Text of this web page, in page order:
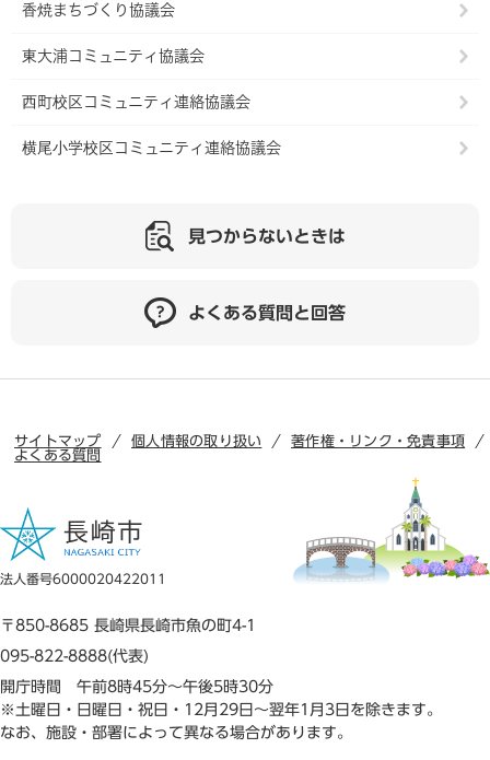
香焼まちづくり協議会
東大浦コミュニティ協議会
西町校区コミュニティ連絡協議会
横尾小学校区コミュニティ連絡協議会
見つからないときは
よくある質問と回答
サイトマップ 個人情報の取り扱い
著作権・リンク・免責事項
よくある質問
法人番号6000020422011
〒850-8685 長崎県長崎市魚の町4-1
095-822-8888(代表)
開庁時間 午前8時45分～午後5時30分
※土曜日・日曜日・祝日・12月29日～翌年1月3日を除きます。
なお、施設・部署によって異なる場合があります。